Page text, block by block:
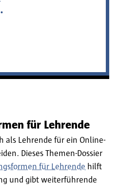
für Lehrende
als Lehrende für ein Online-
Dieses Themen-Dossier
für Lehrende hilft
und gibt weiterführende